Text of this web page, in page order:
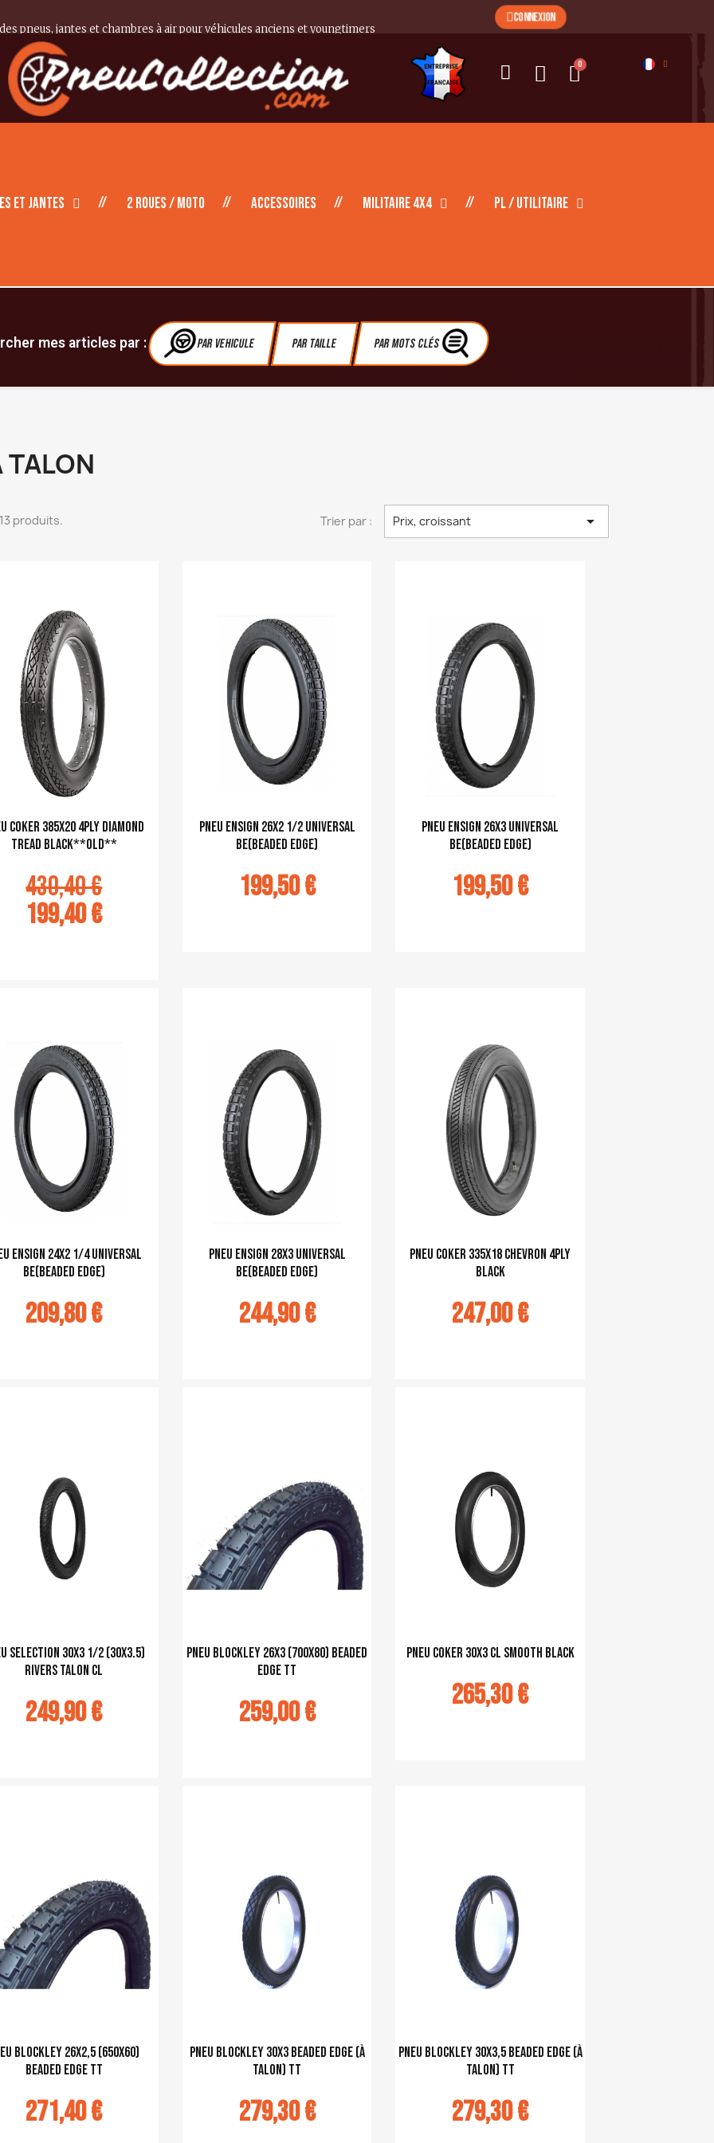
pneus, jantes et chambres à air pour véhicules anciens et youngtimers
CONNEXION
et Jantes 2 roues / moto Accessoires Militaire 4X4 PL / Utilitaire
mes articles par : Par vehicule Par Taille Par Mots clés
TALON
produits. Trier par : Prix, croissant 
Coker 385x20 4ply Diamond
Tread black**OLD**
430,40 €
199,40 €
pneu Ensign 26X2 1/2 Universal
BE(Beaded Edge)
199,50 €
pneu Ensign 26x3 Universal
BE(Beaded Edge)
199,50 €
Ensign 24x2 1/4 Universal
BE(Beaded Edge)
209,80 €
pneu Ensign 28x3 Universal
BE(Beaded Edge)
244,90 €
pneu Coker 335x18 Chevron 4ply
black
247,00 €
SELECTION 30X3 1/2 (30x3.5)
RIVERS TALON CL
249,90 €
pneu Blockley 26x3 (700x80) Beaded
Edge TT
259,00 €
pneu COKER 30x3 CL Smooth black
265,30 €
Blockley 26x2,5 (650X60)
Beaded Edge TT
271,40 €
pneu Blockley 30x3 Beaded Edge (à
talon) TT
279,30 €
pneu Blockley 30x3,5 Beaded Edge (à
talon) TT
279,30 €